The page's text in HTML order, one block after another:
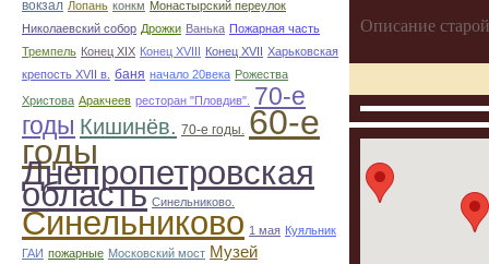
вокзал Лопань конкм Монастырский переулок
Николаевский собор Дрожки Ванька Пожарная часть
Тремпель Конец XIX Конец XVIII Конец XVII Харьковская
крепость XVII в. баня начало 20века Рожества
Христова Аракчеев ресторан "Пловдив".
70-е
годы Кишинёв. 70-е годы. 60-е
годы
Днепропетровская
область Синельниково.
Синельниково 1 мая Куяльник
ГАИ пожарные Московский мост Музей
Описание